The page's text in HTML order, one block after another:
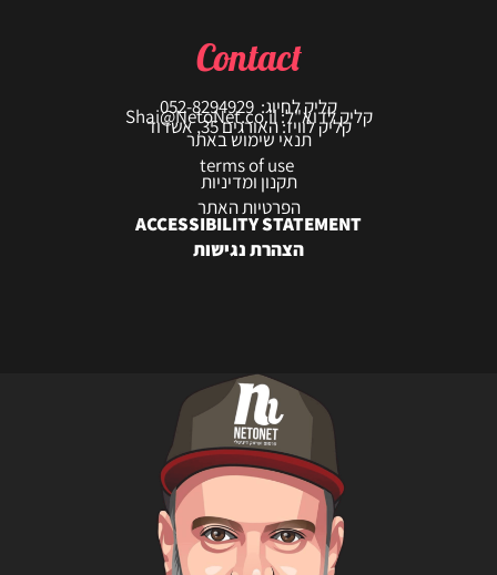
Contact
קליק לחיוג: 052-8294929
קליק לדוא"ל: Shai@NetoNet.co.il
קליק לוויז: האורגים 35, אשדוד
תנאי שימוש באתר
תקנון ומדיניות
הפרטיות האתר
ACCESSIBILITY STATEMENT
הצהרת נגישות